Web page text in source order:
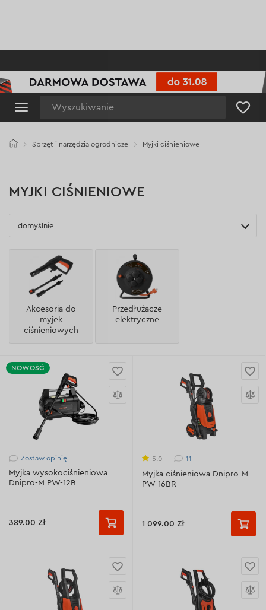
Sprzęt i narzędzia ogrodnicze Myjki ciśnieniowe
MYJKI CIŚNIENIOWE
domyślnie
Akcesoria do
myjek
ciśnieniowych
Przedłużacze
elektryczne
Zostaw opinię
Myjka wysokociśnieniowa
Dnipro-M PW-12B
389.00 Zł
NOWOŚĆ
5.0 11
Myjka ciśnieniowa Dnipro-M
PW-16BR
1 099.00 Zł